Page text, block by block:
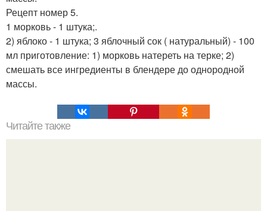
Рецепт номер 5.
1 морковь - 1 штука;.
2) яблоко - 1 штука; 3 яблочный сок ( натуральный) - 100
мл приготовление: 1) морковь натереть на терке; 2)
смешать все ингредиенты в блендере до однородной
массы.
Читайте также